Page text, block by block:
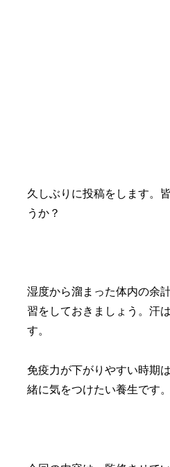
久しぶりに投稿をします。
うか？
湿度から溜まった体内の余
習をしておきましょう。汗
す。
免疫力が下がりやすい時期
緒に気をつけたい養生です